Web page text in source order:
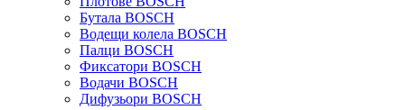
Бутала BOSCH
Водещи колела BOSCH
Палци BOSCH
Фиксатори BOSCH
Водачи BOSCH
Дифузьори BOSCH